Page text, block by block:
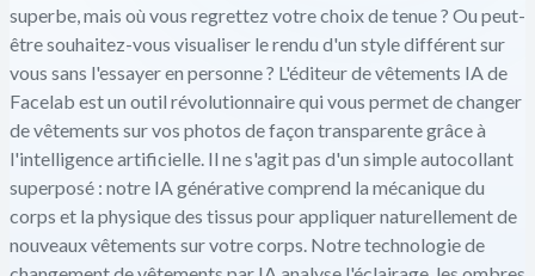
superbe, mais où vous regrettez votre choix de tenue ? Ou peut-
être souhaitez-vous visualiser le rendu d'un style différent sur
vous sans l'essayer en personne ? L'éditeur de vêtements IA de
Facelab est un outil révolutionnaire qui vous permet de changer
de vêtements sur vos photos de façon transparente grâce à
l'intelligence artificielle. Il ne s'agit pas d'un simple autocollant
superposé : notre IA générative comprend la mécanique du
corps et la physique des tissus pour appliquer naturellement de
nouveaux vêtements sur votre corps. Notre technologie de